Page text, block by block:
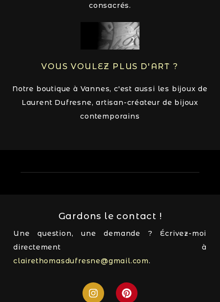
consacrés.
VOUS VOULEZ PLUS D'ART ?
Notre boutique à Vannes, c'est aussi les bijoux de
Laurent Dufresne, artisan-créateur de bijoux
contemporains
Gardons le contact !
Une question, une demande ? Écrivez-moi
directement à
clairethomasdufresne@gmail.com.